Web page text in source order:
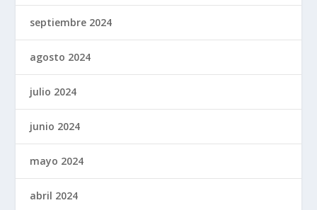
septiembre 2024
agosto 2024
julio 2024
junio 2024
mayo 2024
abril 2024